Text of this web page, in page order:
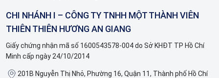
CHI NHÁNH I – CÔNG TY TNHH MỘT THÀNH VIÊN
THIÊN THIÊN HƯƠNG AN GIANG
Giấy chứng nhận mã số 1600543578-004 do Sở KHĐT TP Hồ Chí
Minh cấp ngày 24/10/2014
201B Nguyễn Thị Nhỏ, Phường 16, Quận 11, Thành phố Hồ Chí